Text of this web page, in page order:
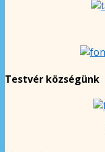
Testvér községünk